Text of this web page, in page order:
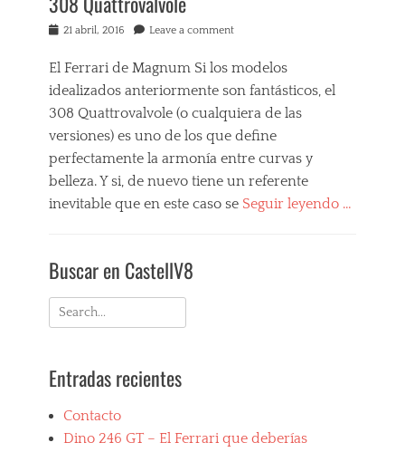
Posted21 abril, 2016 Leave a comment
El Ferrari de Magnum Si los modelos
idealizados anteriormente son fantásticos, el
308 Quattrovalvole (o cualquiera de las
versiones) es uno de los que define
perfectamente la armonía entre curvas y
belleza. Y si, de nuevo tiene un referente
inevitable que en este caso se Seguir leyendo …
i
F
a
r
F
a
Buscar en CastellV8
Search
for:
Entradas recientes
Contacto
Dino 246 GT – El Ferrari que deberías